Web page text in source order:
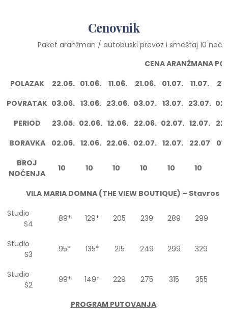
Cenovnik
Paket aranžman / autobuski prevoz i smeštaj 10
CENA ARANŽMANA PO
POLAZAK
22.05. 01.06. 11.06. 21.06. 01.07. 11.07.
POVRATAK 03.06. 13.06. 23.06. 03.07. 13.07. 23.07.
PERIOD
23.05. 02.06. 12.06. 22.06. 02.07. 12.07.
BORAVKA
02.06. 12.06. 22.06. 02.07. 12.07. 22.07
BROJ
NOĆENJA
10 10 10 10 10 10
VILA MARIA DOMNA (THE VIEW BOUTIQUE) – Stavros
Studio
S4
89* 129* 205 239 289 299
Studio
S3
95* 135* 215 249 299 329
Studio
S2
99* 149* 229 275 315 355
PROGRAM PUTOVANJA: